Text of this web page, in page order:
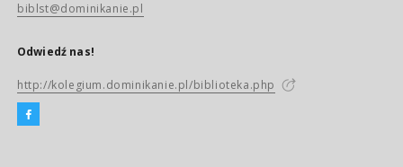
biblst@dominikanie.pl
Odwiedź nas!
http://kolegium.dominikanie.pl/biblioteka.php